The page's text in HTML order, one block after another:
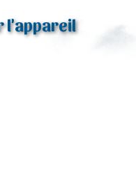
l'appareil